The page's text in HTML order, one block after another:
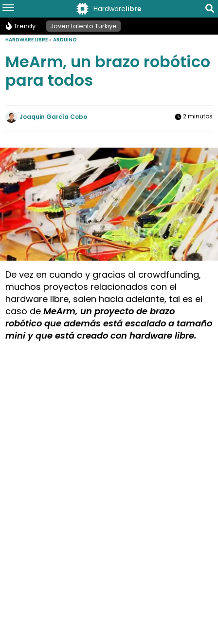
Hardwarelibre
Trendy: Joven talento Türkiye
HARDWARE LIBRE »ARDUINO
MeArm, un brazo robótico
para todos
Joaquin García Cobo 2 minutos
De vez en cuando y gracias al crowdfunding,
muchos proyectos relacionados con el
hardware libre, salen hacia adelante, tal es el
caso deMeArm, un proyecto de brazo
robótico que además está escalado a tamaño
mini y que está creado con hardware libre.